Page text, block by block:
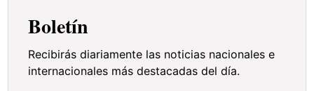
Boletín
Recibirás diariamente las noticias nacionales e
internacionales más destacadas del día.